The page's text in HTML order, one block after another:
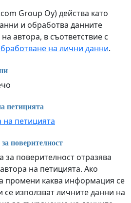
Group Oy) действа като
и обработва данните
автора, в съответствие с
на лични данни.
петицията
на петицията
поверителност
за поверителност отразява
на петицията. Ако
промени каква информация се
се използват личните данни на